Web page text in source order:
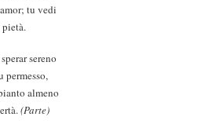
tu vedi
pietà.
sereno
permesso,
almeno
(Parte)